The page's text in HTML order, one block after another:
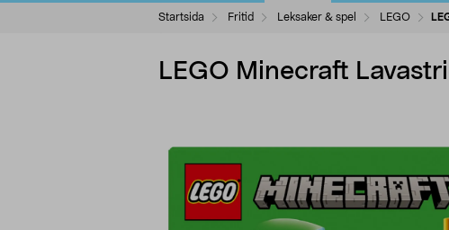
Startsida Fritid Leksaker & spel LEGO
LEGO Minecraft